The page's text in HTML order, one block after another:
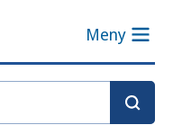
Meny